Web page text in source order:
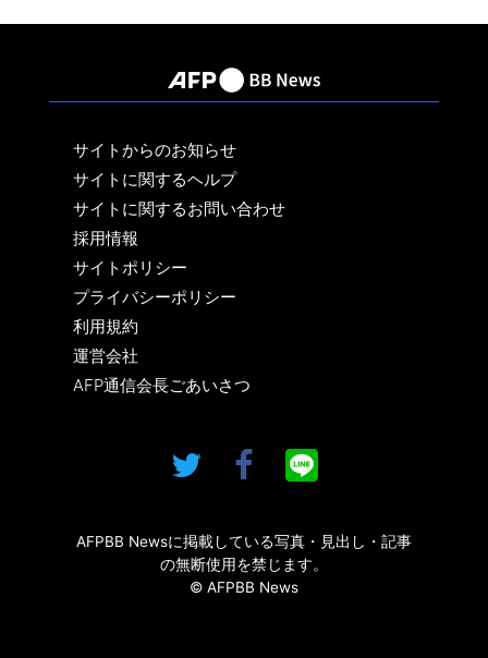
サイトからのお知らせ
サイトに関するヘルプ
サイトに関するお問い合わせ
採用情報
サイトポリシー
プライバシーポリシー
利用規約
運営会社
AFP通信会長ごあいさつ
AFPBB Newsに掲載している写真・見出し・記事
の無断使用を禁じます。
© AFPBB News